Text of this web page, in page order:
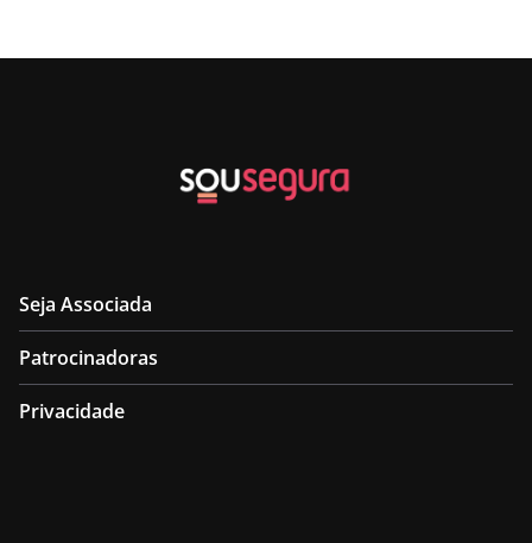
Seja Associada
Patrocinadoras
Privacidade